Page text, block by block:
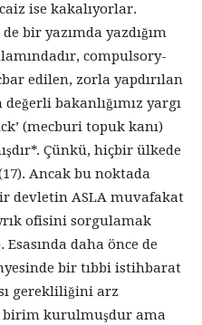
ise kakalıyorlar.
bir yazımda yazdığım
compulsory-
edilen, zorla yapdırılan
bakanlığımız yargı
(mecburi topuk kanı)
Çünkü, hiçbir ülkede
Ancak bu noktada
devletin ASLA muvafakat
ofisini sorgulamak
daha önce de
bir tıbbi istihbarat
gerekliliğini arz
kurulmuşdur ama